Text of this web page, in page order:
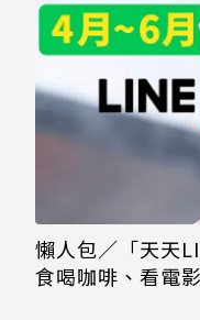
懶人包／「天天
食喝咖啡、看電